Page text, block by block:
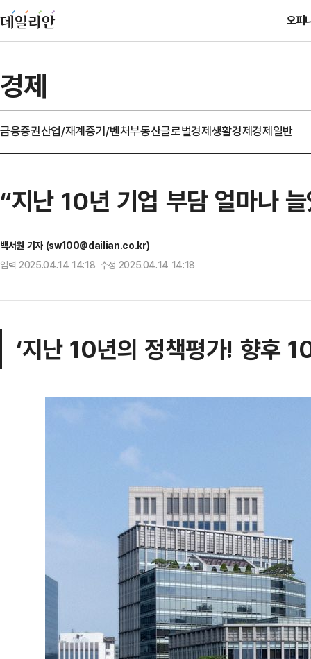
오피
경제
금융증권산업/재계중기/벤처부동산글로벌경제생활경제경제일반
“지난 10년 기업 부담 얼마나
백서원 기자 (sw100@dailian.co.kr)
입력 2025.04.14 14:18 수정 2025.04.14 14:18
‘지난 10년의 정책평가! 향후